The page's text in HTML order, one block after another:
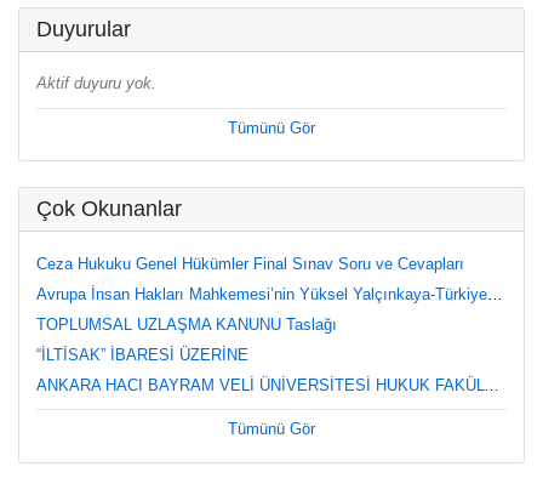
Duyurular
Aktif duyuru yok.
Tümünü Gör
Çok Okunanlar
Ceza Hukuku Genel Hükümler Final Sınav Soru ve Cevapları
Avrupa İnsan Hakları Mahkemesi’nin Yüksel Yalçınkaya-Türkiye Kararı Üzerine Değerlendirmeler
TOPLUMSAL UZLAŞMA KANUNU Taslağı
“İLTİSAK” İBARESİ ÜZERİNE
ANKARA HACI BAYRAM VELİ ÜNİVERSİTESİ HUKUK FAKÜLTESİ CEZA HUKUKU ÖZEL HÜKÜMLER DERSİ FİNAL SINAVI (12.06.2023, Saat 8.30) SORU VE CEVAPLARI
Tümünü Gör